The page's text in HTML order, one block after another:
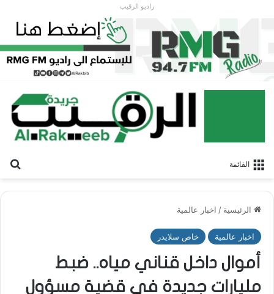
راديو الرقيب
القائمة
الرئيسية / اخبار عالمية
اخبار عالمية خاص سلايدر
أموال داخل قناني مياه.. ضبط
مليارات جديدة في قضية مسؤول